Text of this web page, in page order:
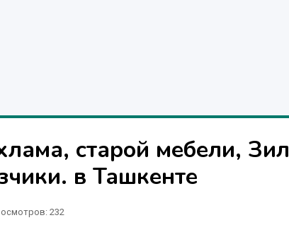
старой мебели, Зил
в Ташкенте
232